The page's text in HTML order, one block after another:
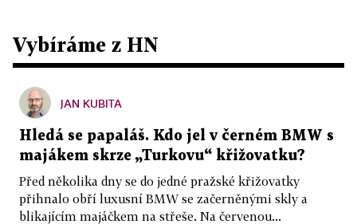
Vybíráme z HN
JAN KUBITA
Hledá se papaláš. Kdo jel v černém BMW s
majákem skrze „Turkovu“ křižovatku?
Před několika dny se do jedné pražské křižovatky
přihnalo obří luxusní BMW se začerněnými skly a
blikajícím majáčkem na střeše. Na červenou...